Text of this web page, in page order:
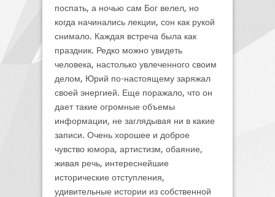
поспать, а ночью сам Бог велел, но
когда начинались лекции, сон как рукой
снимало. Каждая встреча была как
праздник. Редко можно увидеть
человека, настолько увлеченного своим
делом, Юрий по-настоящему заряжал
своей энергией. Еще поражало, что он
дает такие огромные объемы
информации, не заглядывая ни в какие
записи. Очень хорошее и доброе
чувство юмора, артистизм, обаяние,
живая речь, интереснейшие
исторические отступления,
удивительные истории из собственной